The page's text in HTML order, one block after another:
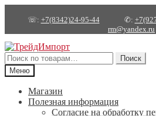
☏: +7(8342)24-95-44✆:
rm@yandex.ru
Перейти
к
навигации
Перейти
к
содержимому
Искать:
Поиск
Меню
Магазин
Полезная информация
Согласие на обработку